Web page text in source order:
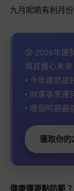
九月呢啲有利月
😰 2026年運
與其擔心未
• 今年運勢是
• 財運事業運
• 哪個時期最
獲取你
健康運要點防範？